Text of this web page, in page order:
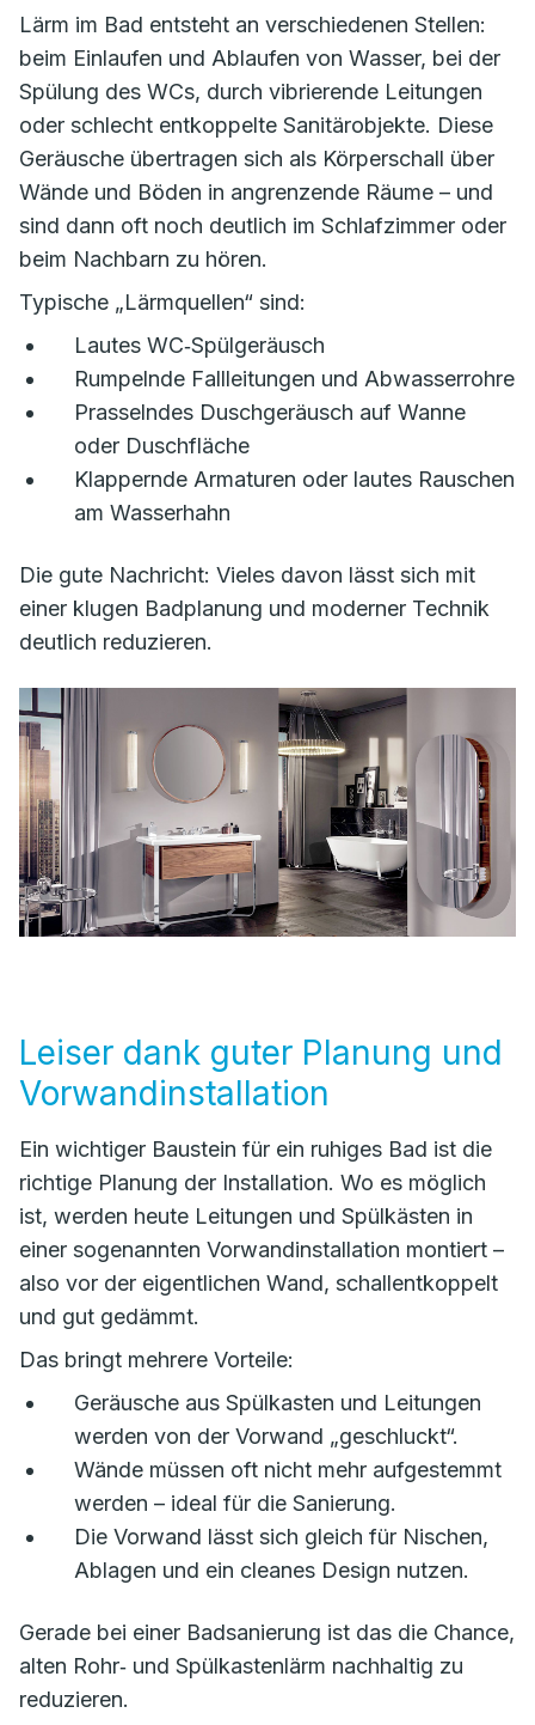
Lärm im Bad entsteht an verschiedenen Stellen:
beim Einlaufen und Ablaufen von Wasser, bei der
Spülung des WCs, durch vibrierende Leitungen
oder schlecht entkoppelte Sanitärobjekte. Diese
Geräusche übertragen sich als Körperschall über
Wände und Böden in angrenzende Räume – und
sind dann oft noch deutlich im Schlafzimmer oder
beim Nachbarn zu hören.
Typische „Lärmquellen“ sind:
Lautes WC‑Spülgeräusch
Rumpelnde Fallleitungen und Abwasserrohre
Prasselndes Duschgeräusch auf Wanne
oder Duschfläche
Klappernde Armaturen oder lautes Rauschen
am Wasserhahn
Die gute Nachricht: Vieles davon lässt sich mit
einer klugen Badplanung und moderner Technik
deutlich reduzieren.
Leiser dank guter Planung und
Vorwandinstallation
Ein wichtiger Baustein für ein ruhiges Bad ist die
richtige Planung der Installation. Wo es möglich
ist, werden heute Leitungen und Spülkästen in
einer sogenannten Vorwandinstallation montiert –
also vor der eigentlichen Wand, schallentkoppelt
und gut gedämmt.
Das bringt mehrere Vorteile:
Geräusche aus Spülkasten und Leitungen
werden von der Vorwand „geschluckt“.
Wände müssen oft nicht mehr aufgestemmt
werden – ideal für die Sanierung.
Die Vorwand lässt sich gleich für Nischen,
Ablagen und ein cleanes Design nutzen.
Gerade bei einer Badsanierung ist das die Chance,
alten Rohr‑ und Spülkastenlärm nachhaltig zu
reduzieren.